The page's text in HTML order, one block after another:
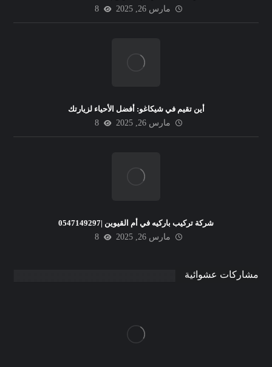
مارس 26, 2025
8
أين تقيم في شيكاغو: أفضل الأحياء لزيارتك
مارس 26, 2025
8
شركة تركيب باركيه في أم القيوين |0547149297
مارس 26, 2025
8
مشاركات عشوائية